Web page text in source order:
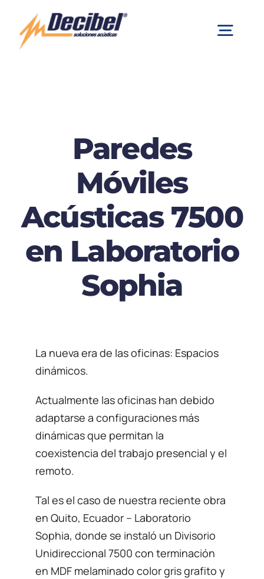
contenido
Modelo Barcelona
Linea 9000
Paredes
Móviles
Acústicas 7500
en Laboratorio
Sophia
La nueva era de las oficinas: Espacios
dinámicos.
Actualmente las oficinas han debido
adaptarse a configuraciones más
dinámicas que permitan la
coexistencia del trabajo presencial y el
remoto.
Tal es el caso de nuestra reciente obra
en Quito, Ecuador – Laboratorio
Sophia, donde se instaló un Divisorio
Unidireccional 7500 con terminación
en MDF melaminado color gris grafito y